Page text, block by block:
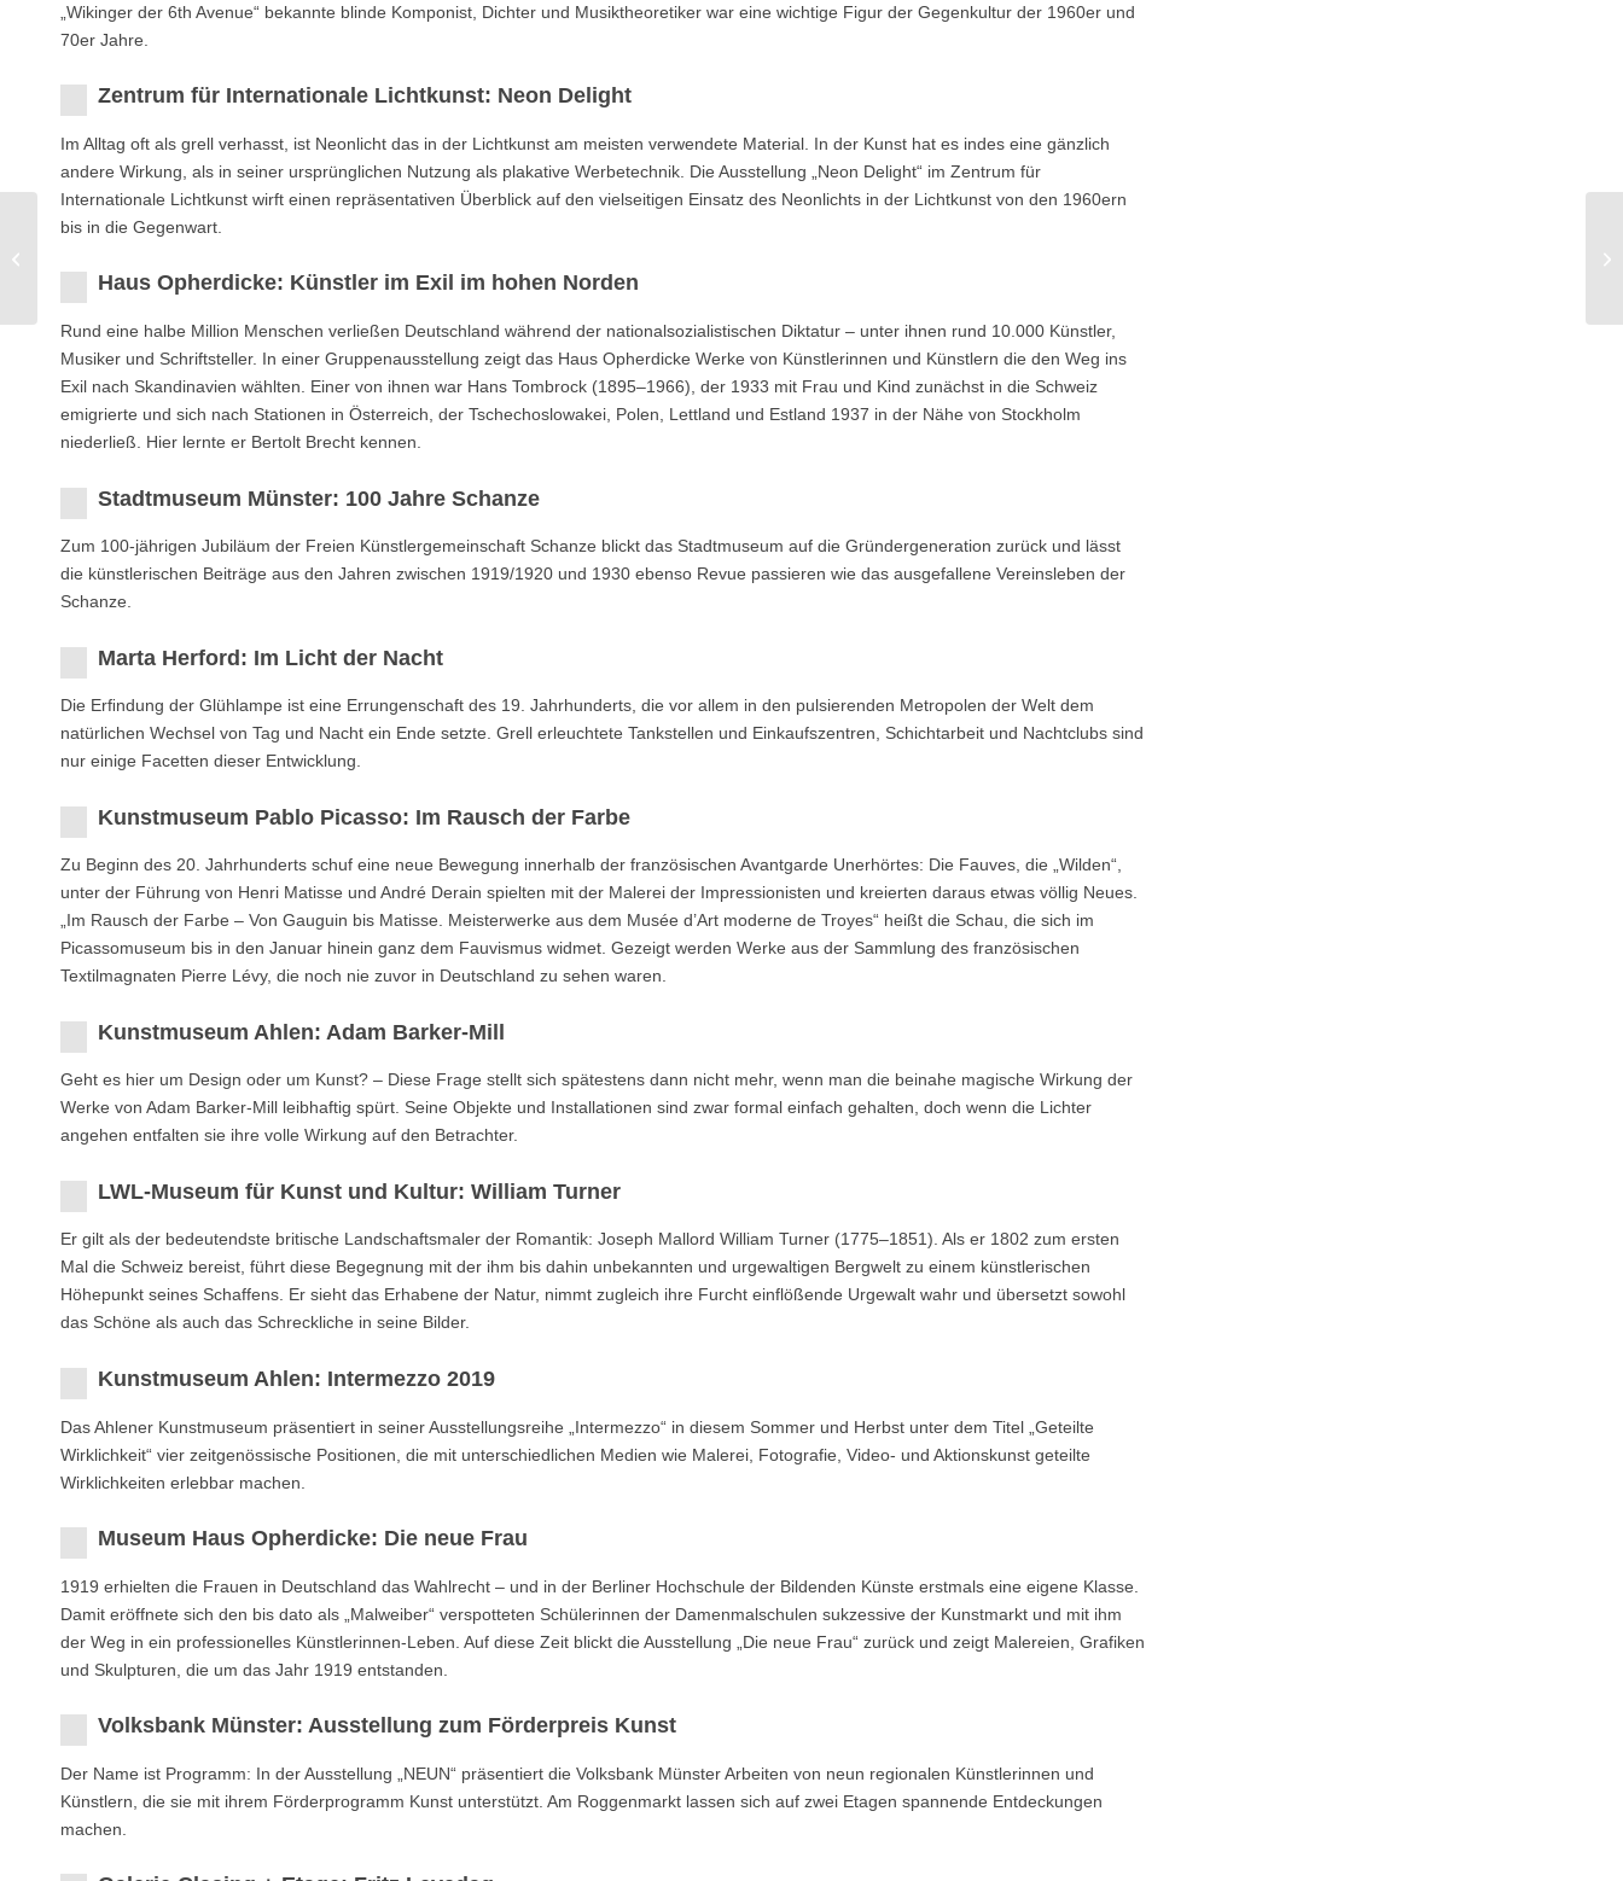
„Wikinger der 6th Avenue“ bekannte blinde Komponist, Dichter und Musiktheoretiker war eine wichtige Figur der Gegenkultur der 1960er und
70er Jahre.
Zentrum für Internationale Lichtkunst: Neon Delight
Im Alltag oft als grell verhasst, ist Neonlicht das in der Lichtkunst am meisten verwendete Material. In der Kunst hat es indes eine gänzlich
andere Wirkung, als in seiner ursprünglichen Nutzung als plakative Werbetechnik. Die Ausstellung „Neon Delight“ im Zentrum für
Internationale Lichtkunst wirft einen repräsentativen Überblick auf den vielseitigen Einsatz des Neonlichts in der Lichtkunst von den 1960ern
bis in die Gegenwart.
Haus Opherdicke: Künstler im Exil im hohen Norden
Rund eine halbe Million Menschen verließen Deutschland während der nationalsozialistischen Diktatur – unter ihnen rund 10.000 Künstler,
Musiker und Schriftsteller. In einer Gruppenausstellung zeigt das Haus Opherdicke Werke von Künstlerinnen und Künstlern die den Weg ins
Exil nach Skandinavien wählten. Einer von ihnen war Hans Tombrock (1895–1966), der 1933 mit Frau und Kind zunächst in die Schweiz
emigrierte und sich nach Stationen in Österreich, der Tschechoslowakei, Polen, Lettland und Estland 1937 in der Nähe von Stockholm
niederließ. Hier lernte er Bertolt Brecht kennen.
Stadtmuseum Münster: 100 Jahre Schanze
Zum 100-jährigen Jubiläum der Freien Künstlergemeinschaft Schanze blickt das Stadtmuseum auf die Gründergeneration zurück und lässt
die künstlerischen Beiträge aus den Jahren zwischen 1919/1920 und 1930 ebenso Revue passieren wie das ausgefallene Vereinsleben der
Schanze.
Marta Herford: Im Licht der Nacht
Die Erﬁndung der Glühlampe ist eine Errungenschaft des 19. Jahrhunderts, die vor allem in den pulsierenden Metropolen der Welt dem
natürlichen Wechsel von Tag und Nacht ein Ende setzte. Grell erleuchtete Tankstellen und Einkaufszentren, Schichtarbeit und Nachtclubs sind
nur einige Facetten dieser Entwicklung.
Kunstmuseum Pablo Picasso: Im Rausch der Farbe
Zu Beginn des 20. Jahrhunderts schuf eine neue Bewegung innerhalb der französischen Avantgarde Unerhörtes: Die Fauves, die „Wilden“,
unter der Führung von Henri Matisse und André Derain spielten mit der Malerei der Impressionisten und kreierten daraus etwas völlig Neues.
„Im Rausch der Farbe – Von Gauguin bis Matisse. Meisterwerke aus dem Musée d’Art moderne de Troyes“ heißt die Schau, die sich im
Picassomuseum bis in den Januar hinein ganz dem Fauvismus widmet. Gezeigt werden Werke aus der Sammlung des französischen
Textilmagnaten Pierre Lévy, die noch nie zuvor in Deutschland zu sehen waren.
Kunstmuseum Ahlen: Adam Barker-Mill
Geht es hier um Design oder um Kunst? – Diese Frage stellt sich spätestens dann nicht mehr, wenn man die beinahe magische Wirkung der
Werke von Adam Barker-Mill leibhaftig spürt. Seine Objekte und Installationen sind zwar formal einfach gehalten, doch wenn die Lichter
angehen entfalten sie ihre volle Wirkung auf den Betrachter.
LWL-Museum für Kunst und Kultur: William Turner
Er gilt als der bedeutendste britische Landschaftsmaler der Romantik: Joseph Mallord William Turner (1775–1851). Als er 1802 zum ersten
Mal die Schweiz bereist, führt diese Begegnung mit der ihm bis dahin unbekannten und urgewaltigen Bergwelt zu einem künstlerischen
Höhepunkt seines Schaffens. Er sieht das Erhabene der Natur, nimmt zugleich ihre Furcht einflößende Urgewalt wahr und übersetzt sowohl
das Schöne als auch das Schreckliche in seine Bilder.
Kunstmuseum Ahlen: Intermezzo 2019
Das Ahlener Kunstmuseum präsentiert in seiner Ausstellungsreihe „Intermezzo“ in diesem Sommer und Herbst unter dem Titel „Geteilte
Wirklichkeit“ vier zeitgenössische Positionen, die mit unterschiedlichen Medien wie Malerei, Fotografie, Video- und Aktionskunst geteilte
Wirklichkeiten erlebbar machen.
Museum Haus Opherdicke: Die neue Frau
1919 erhielten die Frauen in Deutschland das Wahlrecht – und in der Berliner Hochschule der Bildenden Künste erstmals eine eigene Klasse.
Damit eröffnete sich den bis dato als „Malweiber“ verspotteten Schülerinnen der Damenmalschulen sukzessive der Kunstmarkt und mit ihm
der Weg in ein professionelles Künstlerinnen-Leben. Auf diese Zeit blickt die Ausstellung „Die neue Frau“ zurück und zeigt Malereien, Grafiken
und Skulpturen, die um das Jahr 1919 entstanden.
Volksbank Münster: Ausstellung zum Förderpreis Kunst
Der Name ist Programm: In der Ausstellung „NEUN“ präsentiert die Volksbank Münster Arbeiten von neun regionalen Künstlerinnen und
Künstlern, die sie mit ihrem Förderprogramm Kunst unterstützt. Am Roggenmarkt lassen sich auf zwei Etagen spannende Entdeckungen
machen.
Otto Modersohn
Modersohn